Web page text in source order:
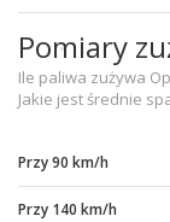
Pomiary
Ile paliwa zużywa
Jakie jest średnie
Przy 90 km/h
Przy 140 km/h